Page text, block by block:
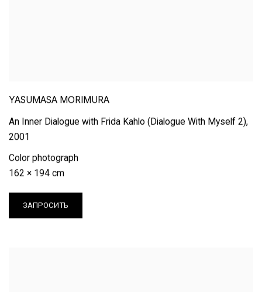
YASUMASA MORIMURA
An Inner Dialogue with Frida Kahlo (Dialogue With Myself 2),
2001
Color photograph
162 × 194 cm
ЗАПРОСИТЬ